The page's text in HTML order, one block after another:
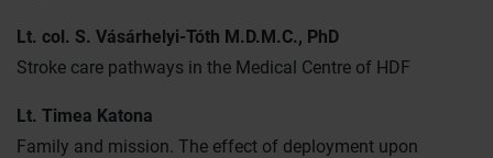
Lt. col. S. Vásárhelyi-Tóth M.D.M.C., PhD
Stroke care pathways in the Medical Centre of HDF
Lt. Timea Katona
Family and mission. The effect of deployment upon